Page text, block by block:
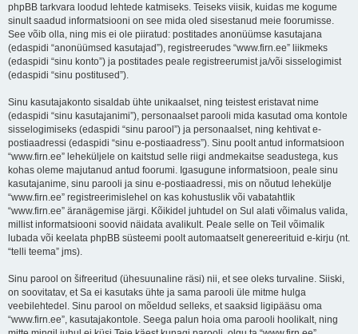
phpBB tarkvara loodud lehtede katmiseks. Teiseks viisik, kuidas me kogume
sinult saadud informatsiooni on see mida oled sisestanud meie foorumisse.
See võib olla, ning mis ei ole piiratud: postitades anonüümse kasutajana
(edaspidi “anonüümsed kasutajad”), registreerudes “www.firn.ee” liikmeks
(edaspidi “sinu konto”) ja postitades peale registreerumist ja/või sisselogimist
(edaspidi “sinu postitused”).
Sinu kasutajakonto sisaldab ühte unikaalset, ning teistest eristavat nime
(edaspidi “sinu kasutajanimi”), personaalset parooli mida kasutad oma kontole
sisselogimiseks (edaspidi “sinu parool”) ja personaalset, ning kehtivat e-
postiaadressi (edaspidi “sinu e-postiaadress”). Sinu poolt antud informatsioon
“www.firn.ee” leheküljele on kaitstud selle riigi andmekaitse seadustega, kus
kohas oleme majutanud antud foorumi. Igasugune informatsioon, peale sinu
kasutajanime, sinu parooli ja sinu e-postiaadressi, mis on nõutud lehekülje
“www.firn.ee” registreerimislehel on kas kohustuslik või vabatahtlik
“www.firn.ee” äranägemise järgi. Kõikidel juhtudel on Sul alati võimalus valida,
millist informatsiooni soovid näidata avalikult. Peale selle on Teil võimalik
lubada või keelata phpBB süsteemi poolt automaatselt genereerituid e-kirju (nt.
“telli teema” jms).
Sinu parool on šifreeritud (ühesuunaline räsi) nii, et see oleks turvaline. Siiski,
on soovitatav, et Sa ei kasutaks ühte ja sama parooli üle mitme hulga
veebilehtedel. Sinu parool on mõeldud selleks, et saaksid ligipääsu oma
“www.firn.ee”, kasutajakontole. Seega palun hoia oma parooli hoolikalt, ning